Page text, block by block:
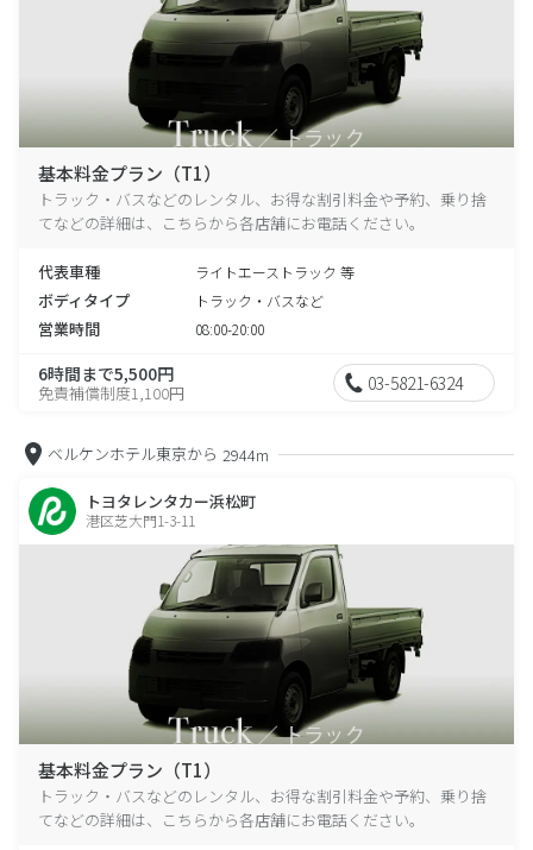
基本料金プラン（T1）
トラック・バスなどのレンタル、お得な割引料金や予約、乗り捨
てなどの詳細は、こちらから各店舗にお電話ください。
代表車種 ライトエーストラック 等
ボディタイプ トラック・バスなど
営業時間 08:00-20:00
6時間まで5,500円
免責補償制度1,100円 03-5821-6324
ベルケンホテル東京から 2944m
トヨタレンタカー浜松町
港区芝大門1-3-11
基本料金プラン（T1）
トラック・バスなどのレンタル、お得な割引料金や予約、乗り捨
てなどの詳細は、こちらから各店舗にお電話ください。